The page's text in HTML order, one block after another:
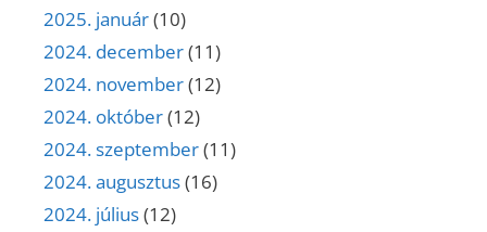
2025. január(10)
2024. december(11)
2024. november(12)
2024. október(12)
2024. szeptember(11)
2024. augusztus(16)
2024. július(12)